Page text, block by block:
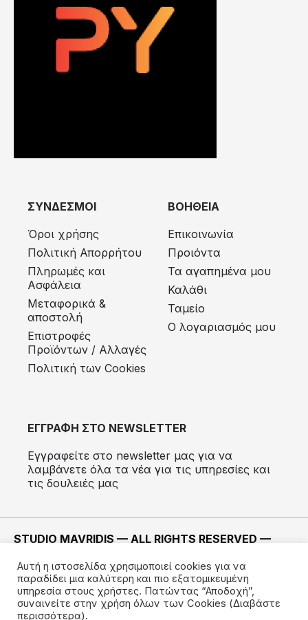
ΣΥΝΔΕΣΜΟΙ
Όροι χρήσης
Πολιτική Απορρήτου
Πληρωμές και
Ασφάλεια
Μεταφορικά &
αποστολή
Eπιστροφές
Προϊόντων / Αλλαγές
Πολιτική των Cookies
ΒΟΗΘΕΙΑ
Επικοινωνία
Προιόντα
Τα αγαπημένα μου
Καλάθι
Ταμείο
Ο λογαριασμός μου
ΕΓΓΡΑΦΗ ΣΤΟ NEWSLETTER
Εγγραφείτε στο newsletter μας για να
λαμβάνετε όλα τα νέα για τις υπηρεσίες και
τις δουλειές μας
STUDIO MAVRIDIS — ALL RIGHTS RESERVED —
ΚΑΤΑΣΚΕΥΗ —IMODE
Αυτή η ιστοσελίδα χρησιμοποιεί cookies για να
παραδίδει μια καλύτερη και πιο εξατομικευμένη
υπηρεσία στους χρήστες. Πατώντας “Αποδοχή”,
συναινείτε στην χρήση όλων των Cookies (Διαβάστε
περισσότερα).